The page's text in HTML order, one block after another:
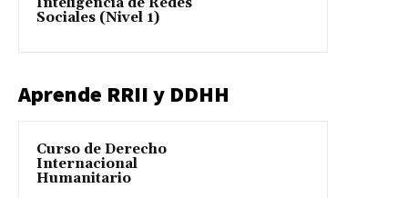
Sociales (Nivel 1)
Aprende RRII y DDHH
Curso de Derecho
Internacional
Humanitario